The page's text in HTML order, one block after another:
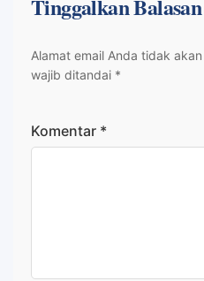
Tinggalkan Balasan
Alamat email Anda tidak
wajib ditandai *
Komentar *